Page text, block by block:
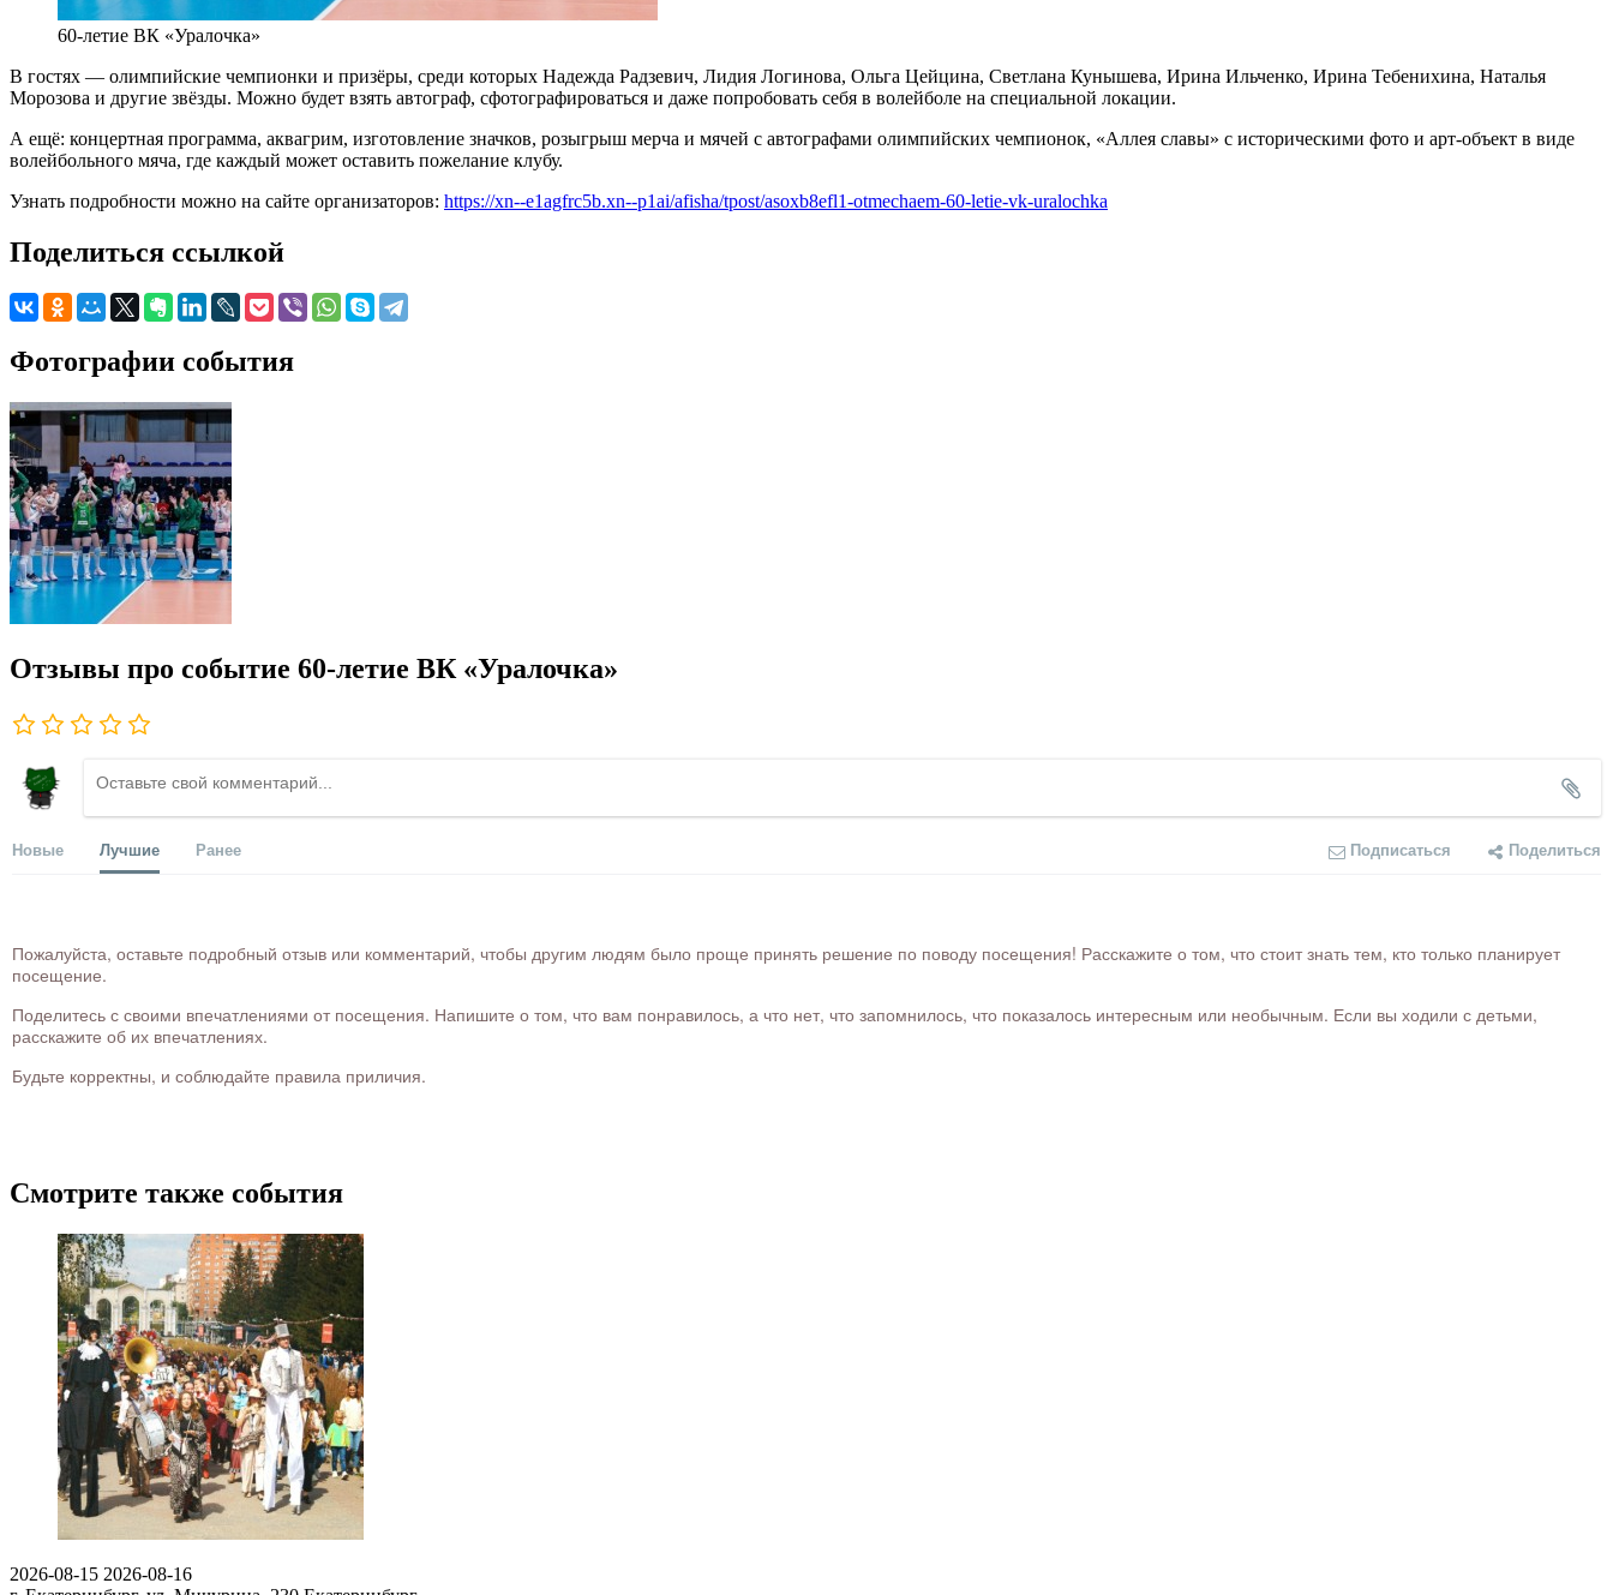
60-летие ВК «Уралочка»
В гостях — олимпийские чемпионки и призёры, среди которых Надежда Радзевич, Лидия Логинова, Ольга Цейцина, Светлана Кунышева, Ирина Ильченко, Ирина Тебенихина, Наталья
Морозова и другие звёзды. Можно будет взять автограф, сфотографироваться и даже попробовать себя в волейболе на специальной локации.
А ещё: концертная программа, аквагрим, изготовление значков, розыгрыш мерча и мячей с автографами олимпийских чемпионок, «Аллея славы» с историческими фото и арт-объект в виде
волейбольного мяча, где каждый может оставить пожелание клубу.
Узнать подробности можно на сайте организаторов: https://xn--e1agfrc5b.xn--p1ai/afisha/tpost/asoxb8efl1-otmechaem-60-letie-vk-uralochka
Поделиться ссылкой
Фотографии события
Отзывы про событие 60-летие ВК «Уралочка»
Новые Лучшие Ранее Подписаться Поделиться
Пожалуйста, оставьте подробный отзыв или комментарий, чтобы другим людям было проще принять решение по поводу посещения! Расскажите о том, что стоит знать тем, кто только планирует
посещение.
Поделитесь с своими впечатлениями от посещения. Напишите о том, что вам понравилось, а что нет, что запомнилось, что показалось интересным или необычным. Если вы ходили с детьми,
расскажите об их впечатлениях.
Будьте корректны, и соблюдайте правила приличия.
Смотрите также события
2026-08-15 2026-08-16